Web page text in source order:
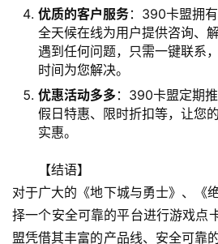
优质的客户服务：390卡盟拥
全天候在线为用户提供咨询、
遇到任何问题，只需一键联系
时间为您解决。
优惠活动多多 ：390卡盟定期
假日特惠、限时折扣等，让您
实惠。
【结语】
对于广大的《地下城与勇士》、《
择一个安全可靠的平台进行游戏点
盟凭借其丰富的产品线、安全可靠